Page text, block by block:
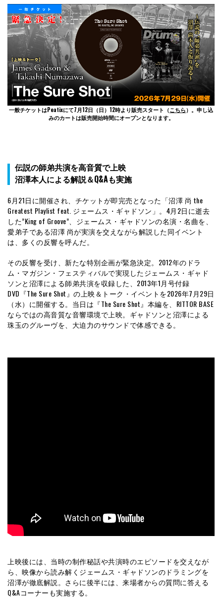
一般チケットはPeatixにて7月12日（日）12時より販売スタート（こちら）。申し込
みのカートは販売開始時間にオープンとなります。
伝説の師弟共演を高音質で上映
沼澤本人による解説＆Q&Aも実施
6月21日に開催され、チケットが即完売となった「沼澤 尚 the
Greatest Playlist feat. ジェームス・ギャドソン」。4月2日に逝去
した”King of Groove”、ジェームス・ギャドソンの名演・名曲を、
愛弟子である沼澤 尚が実演を交えながら解説した同イベント
は、多くの反響を呼んだ。
その反響を受け、新たな特別企画が緊急決定。2012年のドラ
ム・マガジン・フェスティバルで実現したジェームス・ギャド
ソンと沼澤による師弟共演を収録した、2013年1月号付録
DVD『The Sure Shot』の上映＆トーク・イベントを2026年7月29日
（水）に開催する。当日は『The Sure Shot』本編を、RITTOR BASE
ならではの高音質な音響環境で上映。ギャドソンと沼澤による
珠玉のグルーヴを、大迫力のサウンドで体感できる。
上映後には、当時の制作秘話や共演時のエピソードを交えなが
ら、映像から読み解くジェームス・ギャドソンのドラミングを
沼澤が徹底解説。さらに後半には、来場者からの質問に答える
Q&Aコーナーも実施する。